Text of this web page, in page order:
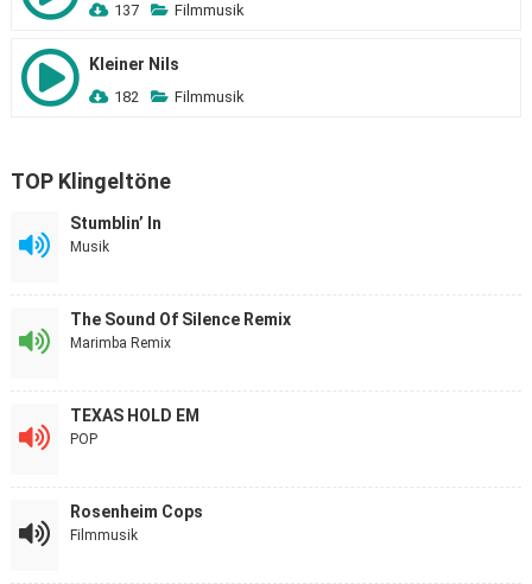
137 Filmmusik
Kleiner Nils
182 Filmmusik
TOP Klingeltöne
Stumblin’ In
Musik
The Sound Of Silence Remix
Marimba Remix
TEXAS HOLD EM
POP
Rosenheim Cops
Filmmusik